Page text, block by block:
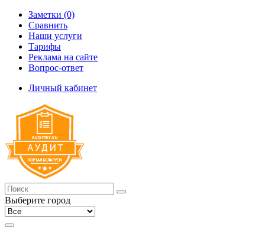
Заметки (0)
Сравнить
Наши услуги
Тарифы
Реклама на сайте
Вопрос-ответ
Личный кабинет
Выберите город